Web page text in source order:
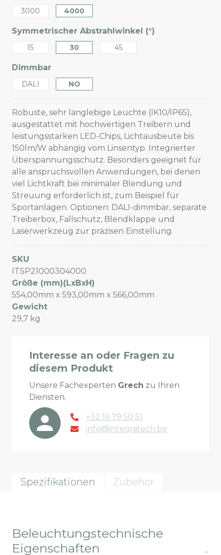
3000 4000
Symmetrischer Abstrahlwinkel (°)
15 30 45
Dimmbar
DALI NO
Robuste, sehr langlebige Leuchte (IK10/IP65),
ausgestattet mit hochwertigen Treibern und
leistungsstarken LED-Chips, Lichtausbeute bis
150lm/W abhängig vom Linsentyp. Integrierter
Überspannungsschutz. Besonders geeignet für
alle anspruchsvollen Anwendungen, bei denen
viel Lichtkraft bei minimaler Blendung und
Streuung erforderlich ist, zum Beispiel für
Sportanlagen. Optionen: DALI-dimmbar, separate
Treiberbox, Fallschutz, Blendklappe und
Laserwerkzeug zur präzisen Einstellung.
SKU
ITSP21000304000
Größe (mm)(LxBxH)
554,00mm x 593,00mm x 566,00mm
Gewicht
29,7 kg
Interesse an oder Fragen zu
diesem Produkt
Unsere Fachexperten Grech zu Ihren
Diensten.
+32 16 79 50 51
info@integratech.be
Spezifikationen Zubehör
Beleuchtungstechnische
Eigenschaften